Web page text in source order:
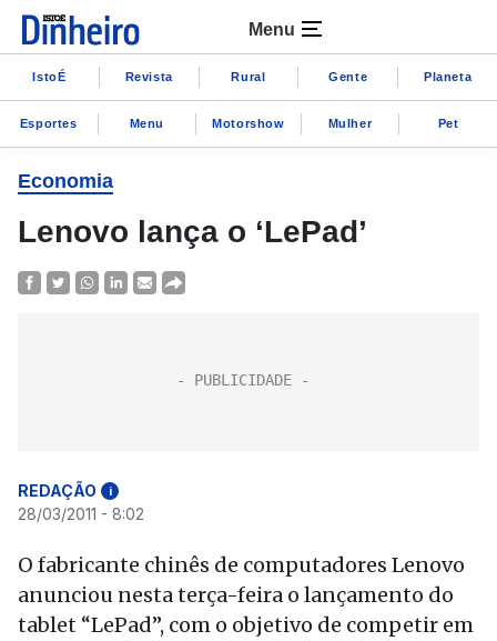
Menu
IstoÉ Revista Rural Gente Planeta
Esportes Menu Motorshow Mulher Pet
Economia
Lenovo lança o ‘LePad’
REDAÇÃO i
28/03/2011 - 8:02
O fabricante chinês de computadores Lenovo
anunciou nesta terça-feira o lançamento do
tablet “LePad”, com o objetivo de competir em